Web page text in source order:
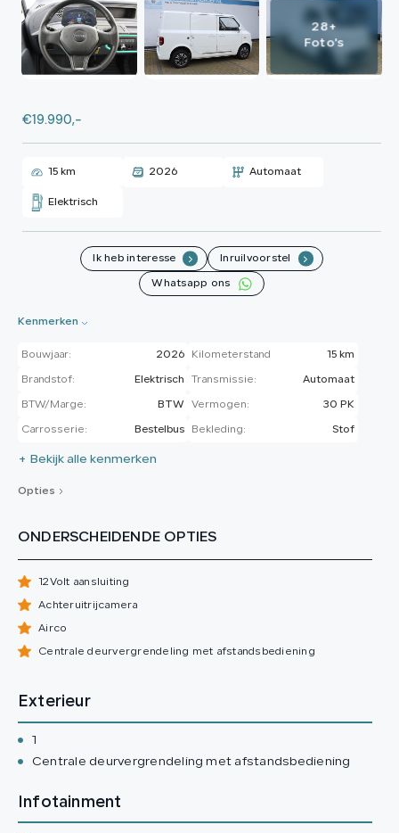
€19.990,-
15 km 2026 Automaat
Elektrisch
Ik heb interesse . Inruilvoorstel .
Whatsapp ons
28+
Foto's
Kenmerken
Bouwjaar: 2026 Kilometerstand 15 km
Brandstof: Elektrisch Transmissie: Automaat
BTW/Marge: BTW Vermogen: 30 PK
Carrosserie: Bestelbus Bekleding: Stof
+ Bekijk alle kenmerken
Opties
ONDERSCHEIDENDE OPTIES
12Volt aansluiting
Achteruitrijcamera
Airco
Centrale deurvergrendeling met afstandsbediening
Exterieur
1
Centrale deurvergrendeling met afstandsbediening
Infotainment